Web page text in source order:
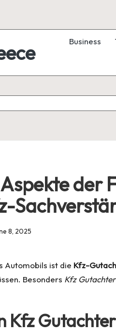
Business
der
8, 2025
Automobils ist die Kfz-
Besonders Kfz
Kfz Gutachter